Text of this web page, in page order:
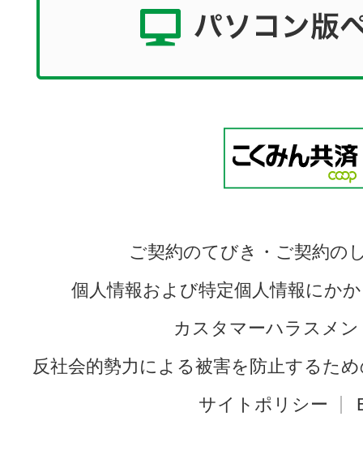
ご契約のてびき・ご契約の
個人情報および特定個人情報にか
カスタマーハラスメ
反社会的勢力による被害を防止するた
サイトポリシー